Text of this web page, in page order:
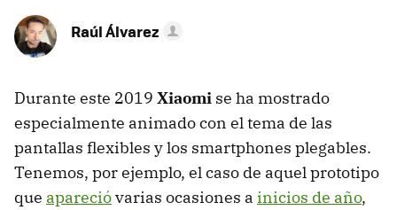
Raúl Álvarez
Durante este 2019 Xiaomi se ha mostrado
especialmente animado con el tema de las
pantallas flexibles y los smartphones plegables.
Tenemos, por ejemplo, el caso de aquel prototipo
que aparecióvarias ocasiones a inicios de año,